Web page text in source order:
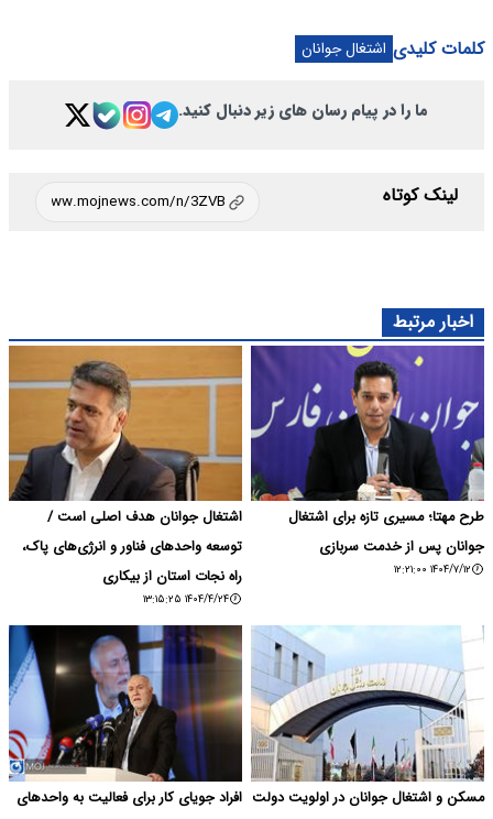
کلمات کلیدی اشتغال جوانان
ما را در پیام رسان های زیر دنبال کنید.
لینک کوتاه
اخبار مرتبط
طرح مهتا؛ مسیری تازه‌ برای اشتغال
جوانان پس از خدمت سربازی
۱۴۰۴/۷/۱۲ ۱۲:۲۱:۰۰
اشتغال جوانان هدف اصلی است /
توسعه واحدهای فناور و انرژی‌های پاک،
راه نجات استان از بیکاری
۱۴۰۴/۴/۲۴ ۱۳:۱۵:۲۵
مسکن و اشتغال جوانان در اولویت دولت افراد جویای کار برای فعالیت به واحدهای